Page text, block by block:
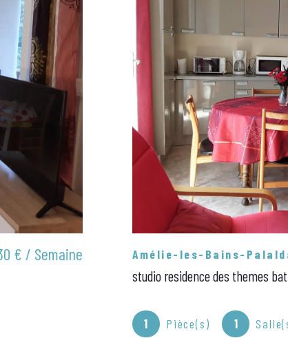
€ / Semaine Amélie-les-Bains-
studio residence des themes
1 Pièce(s) 1